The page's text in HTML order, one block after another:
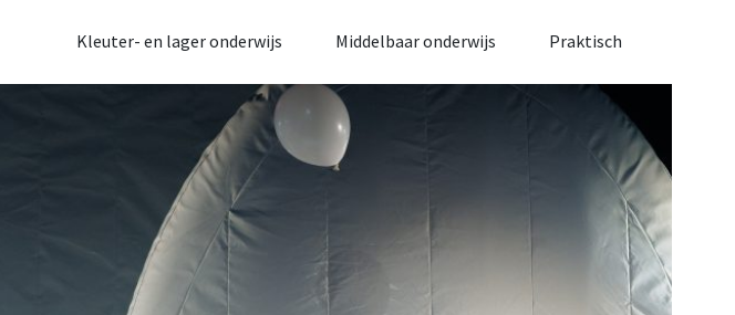
Kleuter- en lager onderwijs Middelbaar onderwijs Praktisch